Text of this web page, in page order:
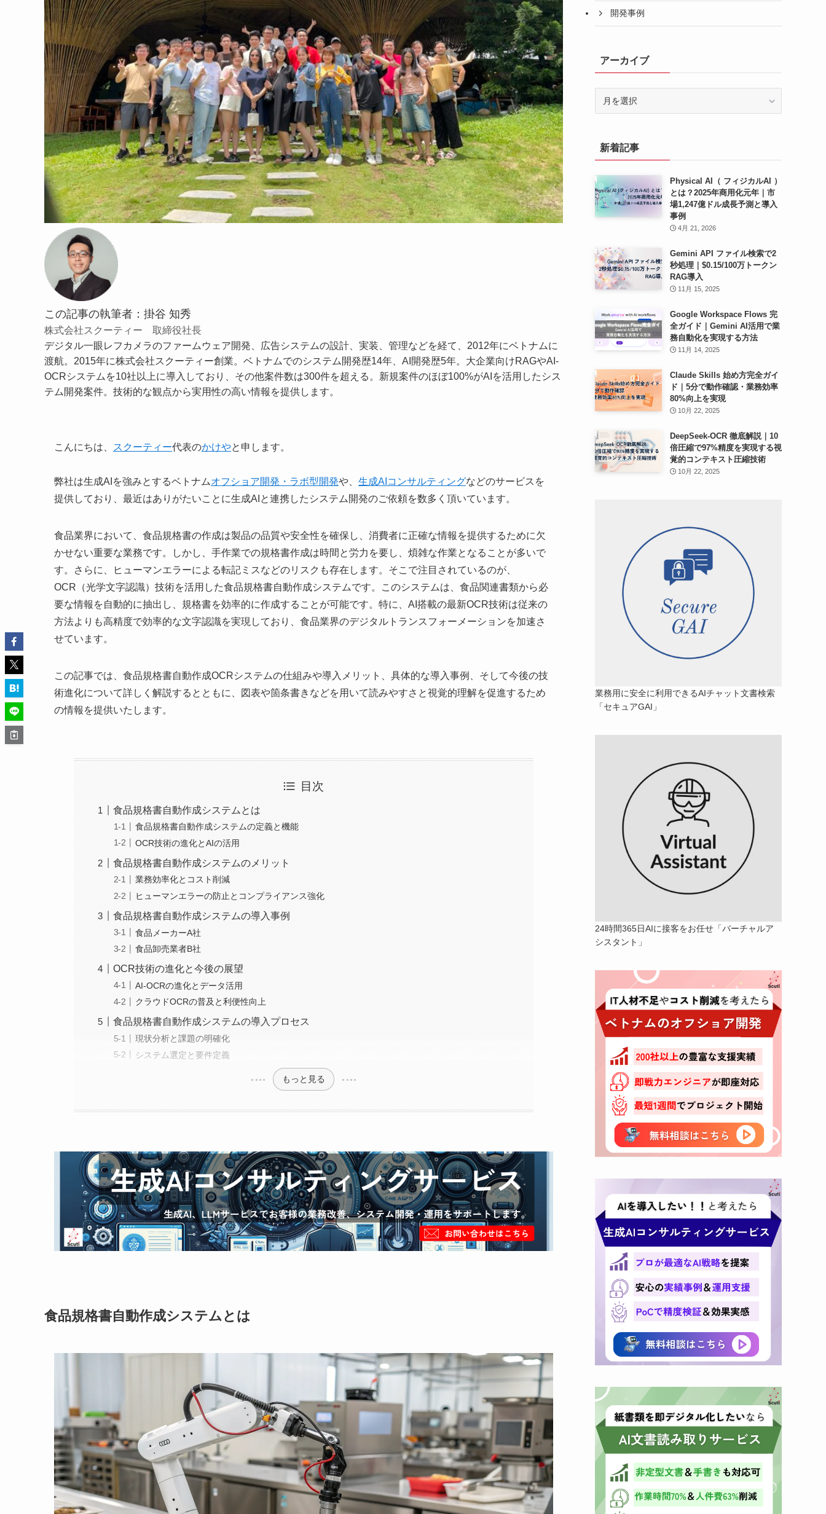
この記事の執筆者：掛谷 知秀
株式会社スクーティー 取締役社長
デジタル一眼レフカメラのファームウェア開発、広告システムの設計、実装、管理などを経て、2012年にベトナムに
渡航。2015年に株式会社スクーティー創業。ベトナムでのシステム開発歴14年、AI開発歴5年。大企業向けRAGやAI-
OCRシステムを10社以上に導入しており、その他案件数は300件を超える。新規案件のほぼ100%がAIを活用したシス
テム開発案件。技術的な観点から実用性の高い情報を提供します。
こんにちは、 スクーティー代表のかけやと申します。
弊社は生成AIを強みとするベトナムオフショア開発・ラボ型開発や、 生成AIコンサルティングなどのサービスを
提供しており、最近はありがたいことに生成AIと連携したシステム開発のご依頼を数多く頂いています。
食品業界において、食品規格書の作成は製品の品質や安全性を確保し、消費者に正確な情報を提供するために欠
かせない重要な業務です。しかし、手作業での規格書作成は時間と労力を要し、煩雑な作業となることが多いで
す。さらに、ヒューマンエラーによる転記ミスなどのリスクも存在します。そこで注目されているのが、
OCR（光学文字認識）技術を活用した食品規格書自動作成システムです。このシステムは、食品関連書類から必
要な情報を自動的に抽出し、規格書を効率的に作成することが可能です。特に、AI搭載の最新OCR技術は従来の
方法よりも高精度で効率的な文字認識を実現しており、食品業界のデジタルトランスフォーメーションを加速さ
せています。
この記事では、食品規格書自動作成OCRシステムの仕組みや導入メリット、具体的な導入事例、そして今後の技
術進化について詳しく解説するとともに、図表や箇条書きなどを用いて読みやすさと視覚的理解を促進するため
の情報を提供いたします。
目次
食品規格書自動作成システムとは
食品規格書自動作成システムの定義と機能
OCR技術の進化とAIの活用
食品規格書自動作成システムのメリット
業務効率化とコスト削減
ヒューマンエラーの防止とコンプライアンス強化
食品規格書自動作成システムの導入事例
食品メーカーA社
食品卸売業者B社
OCR技術の進化と今後の展望
AI-OCRの進化とデータ活用
クラウドOCRの普及と利便性向上
食品規格書自動作成システムの導入プロセス
現状分析と課題の明確化
システム選定と要件定義
もっと見る
食品規格書自動作成システムとは
開発事例
アーカイブ
ブ新着記事
Physical AI（ フィジカルAI ）
とは？2025年商用化元年｜市
場1,247億ドル成長予測と導入
事例
4月 21, 2026
Gemini API ファイル検索で2
秒処理｜$0.15/100万トークン
RAG導入
11月 15, 2025
Google Workspace Flows 完
全ガイド｜Gemini AI活用で業
務自動化を実現する方法
11月 14, 2025
Claude Skills 始め方完全ガイ
ド｜5分で動作確認・業務効率
80%向上を実現
10月 22, 2025
DeepSeek-OCR 徹底解説｜10
倍圧縮で97%精度を実現する視
覚的コンテキスト圧縮技術
10月 22, 2025
業務用に安全に利用できるAIチャット文書検索
「セキュアGAI」
24時間365日AIに接客をお任せ「バーチャルア
シスタント」